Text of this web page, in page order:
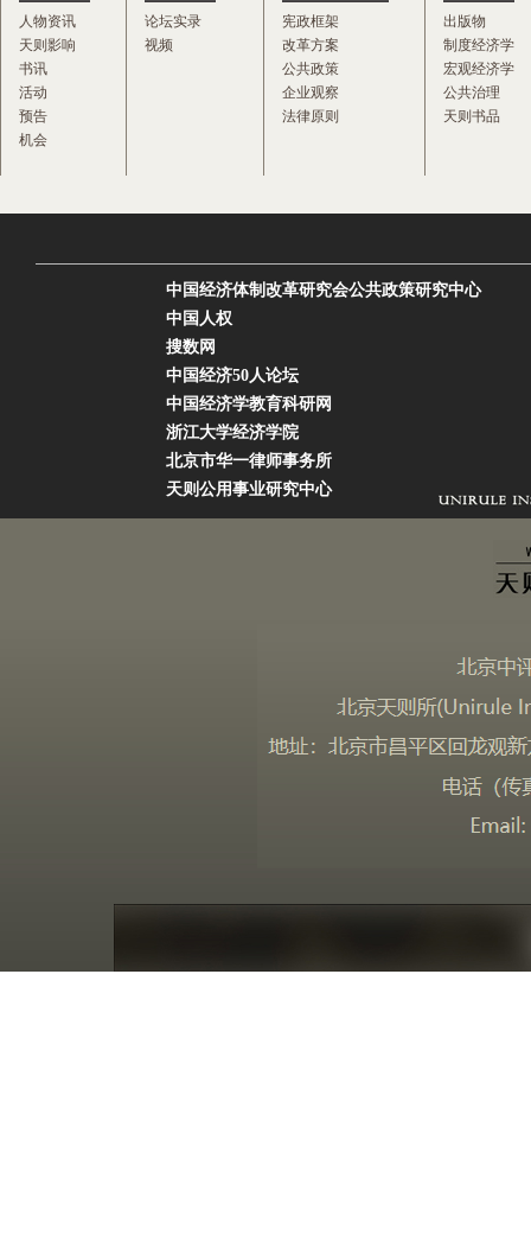
人物资讯
天则影响
书讯
活动
预告
机会
论坛实录
视频
宪政框架
改革方案
公共政策
企业观察
法律原则
出版物
制度经济学
宏观经济学
公共治理
天则书品
中国经济体制改革研究会公共政策研究中心
中国人权
搜数网
中国经济50人论坛
中国经济学教育科研网
浙江大学经济学院
北京市华一律师事务所
天则公用事业研究中心